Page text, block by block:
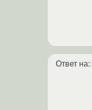
Ответ на: